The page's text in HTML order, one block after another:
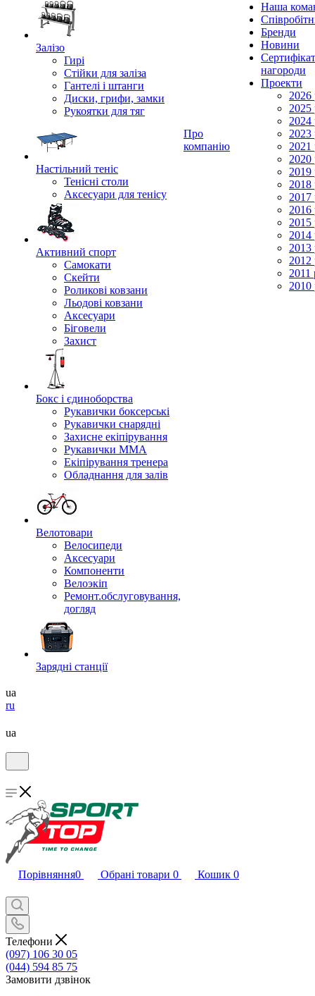
Залізо
Гирі
Стійки для заліза
Гантелі і штанги
Диски, грифи, замки
Рукоятки для тяг
Настільний теніс
Тенісні столи
Аксесуари для тенісу
Активний спорт
Самокати
Скейти
Роликові ковзани
Льодові ковзани
Аксесуари
Біговели
Захист
Бокс і єдиноборства
Рукавички боксерські
Рукавички снарядні
Захисне екіпірування
Рукавички ММА
Екіпірування тренера
Обладнання для залів
Велотовари
Велосипеди
Аксесуари
Компоненти
Велоэкіп
Ремонт.обслуговування,
догляд
Зарядні станції
Про
компанію
Наша
Бренди
Новини
нагороди
Проекти
2026
2025
2024
2023
2021
2020
2019
2018
2017
2016
2015
2014
2013
2012
2011
2010
ua
ru
ua
Порівняння0 Обрані товари 0 Кошик 0
Телефони
(097) 106 30 05
(044) 594 85 75
Замовити дзвінок